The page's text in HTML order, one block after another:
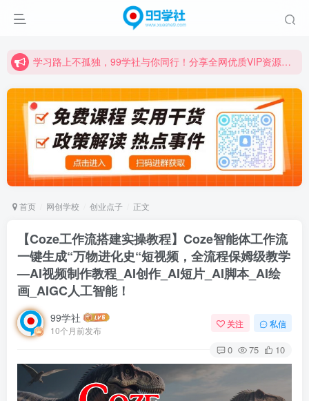
学习路上不孤独，99学社与你同行！分享全网优质VIP资源，炒股教程、创业教程、网络营销教程、自媒体短视频教程等，长期更新各大精品创业项目！
学习路上不孤独，99学社与你同行！分享全网优质VIP资源，炒股教程、创业教程、网络营销教程、自媒体短视频教程等，长期更新各大精品创业项目！
首页 网创学校 创业点子 正文
【Coze工作流搭建实操教程】Coze智能体工作流
一键生成“万物进化史“短视频，全流程保姆级教学
—AI视频制作教程_AI创作_AI短片_AI脚本_AI绘
画_AIGC人工智能！
99学社
10个月前发布
关注 私信
0 75 10